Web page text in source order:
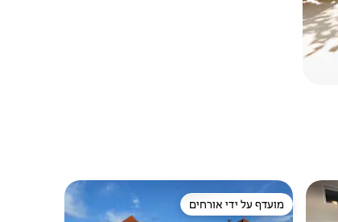
מועדף על ידי אורחים
מועדף על ידי אורחים